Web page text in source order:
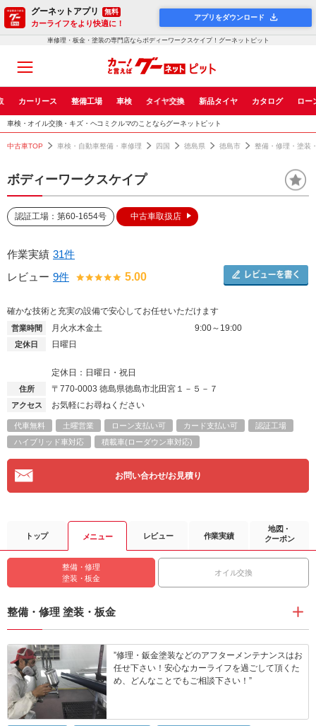
グーネットアプリ 無料
カーライフをより快適に！
アプリをダウンロード
車修理・板金・塗装の専門店ならボディーワークスケイプ！グーネットピット
カーリース 整備工場 車検 タイヤ交換 新品タイヤ カタログ ロー
車検・オイル交換・キズ・ヘコミクルマのことならグーネットピット
中古車TOP 車検・自動車整備・車修理 四国 徳島県 徳島市 整備・修理・塗装
ボディーワークスケイプ
認証工場：第60-1654号 中古車取扱店
作業実績 31件
レビュー 9件 5.00
確かな技術と充実の設備で安心してお任せいただけます
営業時間 月火水木金土 9:00～19:00
定休日 日曜日
定休日：日曜日・祝日
住所 〒770-0003 徳島県徳島市北田宮１－５－７
アクセス お気軽にお尋ねください
代車無料 土曜営業 ローン支払い可 カード支払い可
認証工場
ハイブリッド車対応
積載車(ローダウン車対応)
お問い合わせ/お見積り
トップ メニュー レビュー 作業実績
地図・
クーポン
整備・修理
塗装・板金
オイル交換
整備・修理 塗装・板金
”修理・鈑金塗装などのアフターメンテナンスはお
任せ下さい！安心なカーライフを過ごして頂くた
め、どんなことでもご相談下さい！”